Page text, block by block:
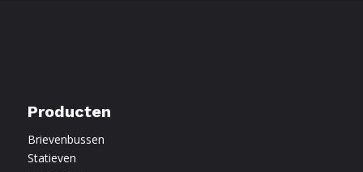
Producten
Brievenbussen
Statieven